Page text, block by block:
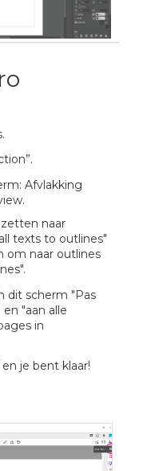
Afvlakking
naar
texts to outlines"
om naar outlines
dit scherm "Pas
"aan alle
in
en je bent klaar!